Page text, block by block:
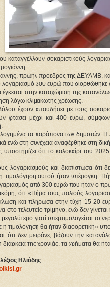
καταγγέλλουν σοκαριστικούς
πρώην πρόεδρος της ΔΕΥΑΜΒ,
λογαριασμό 300 ευρώ που διορθώθηκε
στην καταχώριση της
λόγω κλιμακωτής χρέωσης.
έχουν απαυδήσει με τους
φτάσει μέχρι και 400 ευρώ,
τα παράπονα των δημοτών.
ενώ στη συνέχεια αναφέρθηκε στη δική
υποστηρίζει ότι το καλοκαίρι του
λογαριασμούς και διαπίστωσα
η τιμολόγηση αυτού ήταν υπέρογκη.
από 300 ευρώ που ήταν ο
ότι «Πήρα τους παλιούς
και πλήρωσα στην τύχη 15-20
στο τελευταίο τρίμηνο, ενώ δεν
μεγαλύτερο γιατί υπερτιμολογείται
η τιμολόγηση θα ήταν διαφορετική»
ότι δεν μετράνε, βάζουν την
διάρκεια της χρονιάς, τα χρήματα θα
Ηλιάδης